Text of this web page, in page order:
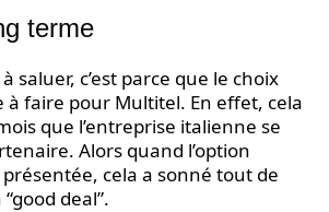
terme
saluer, c’est parce que le choix
à faire pour Multitel. En effet, cela
que l’entreprise italienne se
Alors quand l’option
présentée, cela a sonné tout de
deal”.